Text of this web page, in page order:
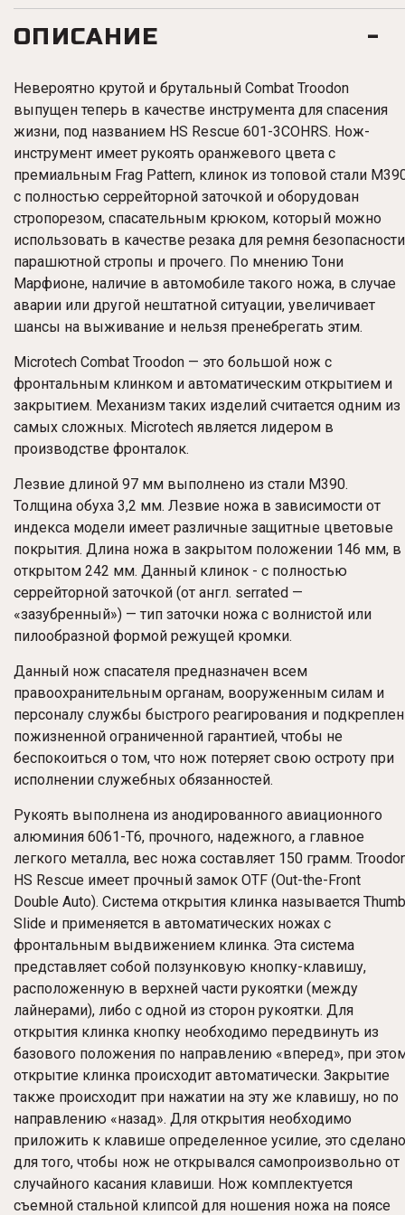
ОПИСАНИЕ
Невероятно крутой и брутальный Combat Troodon
выпущен теперь в качестве инструмента для спасения
жизни, под названием HS Rescue 601-3COHRS. Нож-
инструмент имеет рукоять оранжевого цвета с
премиальным Frag Pattern, клинок из топовой стали
с полностью серрейторной заточкой и оборудован
стропорезом, спасательным крюком, который можно
использовать в качестве резака для ремня
парашютной стропы и прочего. По мнению Тони
Марфионе, наличие в автомобиле такого ножа, в случае
аварии или другой нештатной ситуации, увеличивает
шансы на выживание и нельзя пренебрегать этим.
Microtech Combat Troodon — это большой нож с
фронтальным клинком и автоматическим открытием и
закрытием. Механизм таких изделий считается одним из
самых сложных. Microtech является лидером в
производстве фронталок.
Лезвие длиной 97 мм выполнено из стали M390.
Толщина обуха 3,2 мм. Лезвие ножа в зависимости от
индекса модели имеет различные защитные цветовые
покрытия. Длина ножа в закрытом положении 146 мм, в
открытом 242 мм. Данный клинок - с полностью
серрейторной заточкой (от англ. serrated —
«зазубренный») — тип заточки ножа с волнистой или
пилообразной формой режущей кромки.
Данный нож спасателя предназначен всем
правоохранительным органам, вооруженным силам и
персоналу службы быстрого реагирования и подкреплен
пожизненной ограниченной гарантией, чтобы не
беспокоиться о том, что нож потеряет свою остроту при
исполнении служебных обязанностей.
Рукоять выполнена из анодированного авиационного
алюминия 6061-T6, прочного, надежного, а главное
легкого металла, вес ножа составляет 150 грамм.
HS Rescue имеет прочный замок OTF (Out-the-Front
Double Auto). Система открытия клинка называется Thumb
Slide и применяется в автоматических ножах с
фронтальным выдвижением клинка. Эта система
представляет собой ползунковую кнопку-клавишу,
расположенную в верхней части рукоятки (между
лайнерами), либо с одной из сторон рукоятки. Для
открытия клинка кнопку необходимо передвинуть из
базового положения по направлению «вперед», при
открытие клинка происходит автоматически. Закрытие
также происходит при нажатии на эту же клавишу, но по
направлению «назад». Для открытия необходимо
приложить к клавише определенное усилие, это сделано
для того, чтобы нож не открывался самопроизвольно от
случайного касания клавиши. Нож комплектуется
съемной стальной клипсой для ношения ножа на поясе